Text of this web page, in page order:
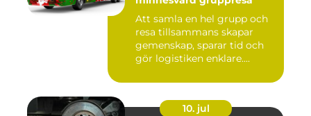
Att samla en hel grupp och
resa tillsammans skapar
gemenskap, sparar tid och
gör logistiken enklare....
10. jul